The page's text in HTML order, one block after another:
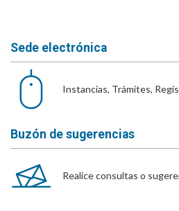
Sede electrónica
Instancias, Trámites,
Buzón de sugerencias
Realice consultas o